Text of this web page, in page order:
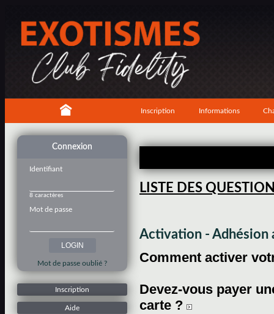
Inscription Informations
Connexion
Identifiant
8 caractères
Mot de passe
Mot de passe oublié ?
Inscription
Aide
LISTE DES
Activation - Adhésion
Comment activer
Devez-vous payer
carte ?